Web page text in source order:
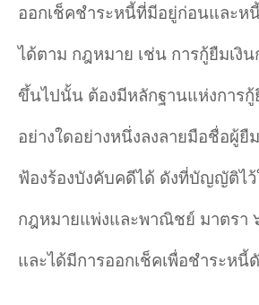
ออกเช็คชำระหนี้ที่มีอยู่ก่อนและห
ได้ตาม กฎหมาย เช่น การกู้ยืมเงิ
ขึ้นไปนั้น ต้องมีหลักฐานแห่งการกู้
อย่างใดอย่างหนึ่งลงลายมือชื่อผู้ยื
ฟ้องร้องบังคับคดีได้ ดังที่บัญญัติไ
กฎหมายแพ่งและพาณิชย์ มาตรา
และได้มีการออกเช็คเพื่อชำระหนี้